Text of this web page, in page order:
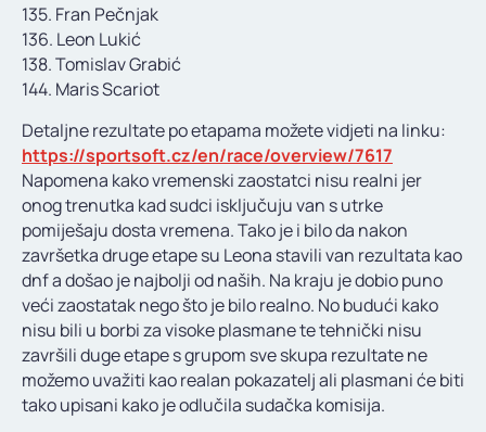
135. Fran Pečnjak
136. Leon Lukić
138. Tomislav Grabić
144. Maris Scariot
Detaljne rezultate po etapama možete vidjeti na linku:
https://sportsoft.cz/en/race/overview/7617
Napomena kako vremenski zaostatci nisu realni jer
onog trenutka kad sudci isključuju van s utrke
pomiješaju dosta vremena. Tako je i bilo da nakon
završetka druge etape su Leona stavili van rezultata kao
dnf a došao je najbolji od naših. Na kraju je dobio puno
veći zaostatak nego što je bilo realno. No budući kako
nisu bili u borbi za visoke plasmane te tehnički nisu
završili duge etape s grupom sve skupa rezultate ne
možemo uvažiti kao realan pokazatelj ali plasmani će biti
tako upisani kako je odlučila sudačka komisija.